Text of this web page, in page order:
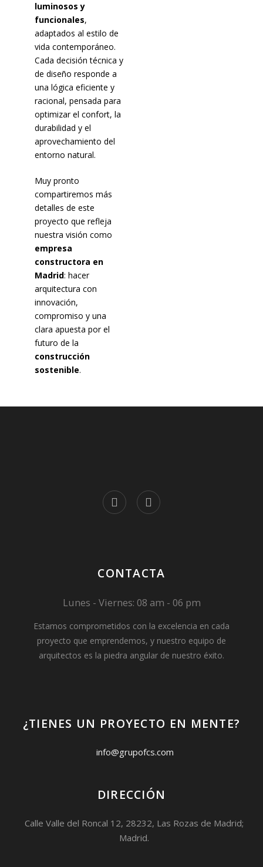
luminosos y
funcionales,
adaptados al estilo de
vida contemporáneo.
Cada decisión técnica y
de diseño responde a
una lógica eficiente y
racional, pensada para
optimizar el confort, la
durabilidad y el
aprovechamiento del
entorno natural.
Muy pronto
compartiremos más
detalles de este
proyecto que refleja
nuestra visión como
empresa
constructora en
Madrid: hacer
arquitectura con
innovación,
compromiso y una
clara apuesta por el
futuro de la
construcción
sostenible.
CONTACTA
Lunes - Viernes: 08 am - 06 pm
Estamos comprometidos con la excelencia en cada
proyecto que emprendemos, y nuestro equipo de
arquitectos es la piedra angular de nuestro éxito.
¿TIENES UN PROYECTO EN MENTE?
info@grupofcs.com
DIRECCIÓN
Calle Valle del Roncal 12, 28232, Las Rozas de Madrid;
Madrid.